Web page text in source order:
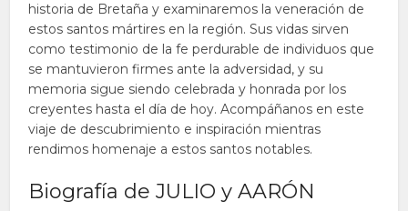
historia de Bretaña y examinaremos la veneración de
estos santos mártires en la región. Sus vidas sirven
como testimonio de la fe perdurable de individuos que
se mantuvieron firmes ante la adversidad, y su
memoria sigue siendo celebrada y honrada por los
creyentes hasta el día de hoy. Acompáñanos en este
viaje de descubrimiento e inspiración mientras
rendimos homenaje a estos santos notables.
Biografía de JULIO y AARÓN